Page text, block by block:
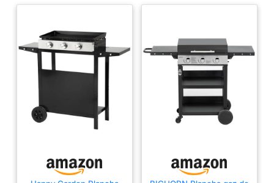
</p> <p>PRATIQUE ET
plancha primée* est idéal
pour les petits extérieurs.
Les brûleurs inox
trompettes, le piezzo
mécanique et les
boutons antidérapants
facilitent l'allumage.</p>
l'environnement, les